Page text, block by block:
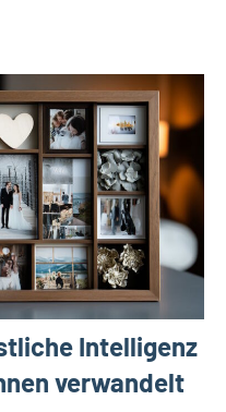
Intelligenz
verwandelt